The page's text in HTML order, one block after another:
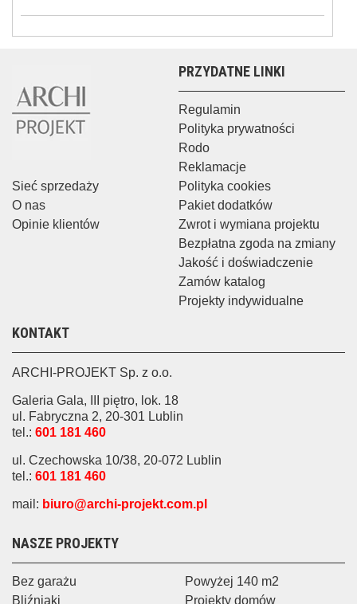
Sieć sprzedaży
O nas
Opinie klientów
PRZYDATNE LINKI
Regulamin
Polityka prywatności
Rodo
Reklamacje
Polityka cookies
Pakiet dodatków
Zwrot i wymiana projektu
Bezpłatna zgoda na zmiany
Jakość i doświadczenie
Zamów katalog
Projekty indywidualne
NASZE PROJEKTY
Bez garażu
Bliźniaki
Powyżej 140 m2
Projekty domów
KONTAKT
ARCHI-PROJEKT Sp. z o.o.
Galeria Gala, III piętro, lok. 18
ul. Fabryczna 2, 20-301 Lublin
tel.: 601 181 460
ul. Czechowska 10/38, 20-072 Lublin
tel.: 601 181 460
mail: biuro@archi-projekt.com.pl